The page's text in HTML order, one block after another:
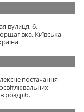
вулиця, 6,
Київська
постачання
роздріб.